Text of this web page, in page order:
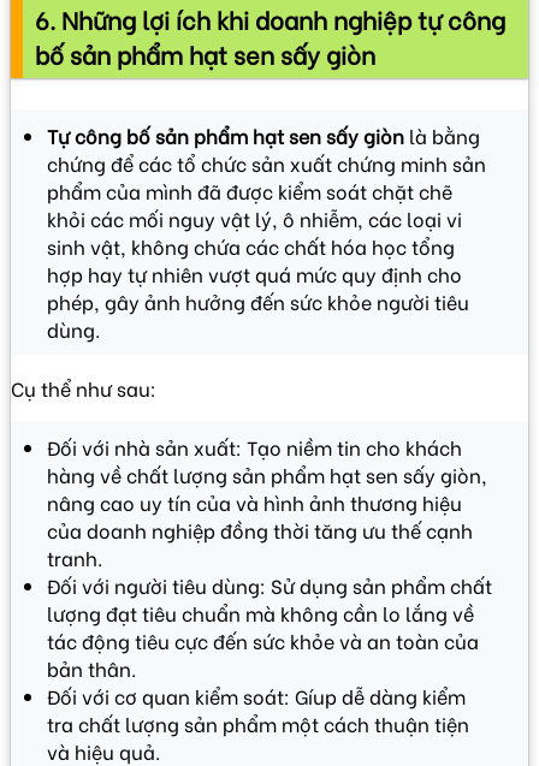
6. Những lợi ích khi doanh nghiệp tự công
bố sản phẩm hạt sen sấy giòn
Tự công bố sản phẩm hạt sen sấy giòn là bằng
chứng để các tổ chức sản xuất chứng minh sản
phẩm của mình đã được kiểm soát chặt chẽ
khỏi các mối nguy vật lý, ô nhiễm, các loại vi
sinh vật, không chứa các chất hóa học tổng
hợp hay tự nhiên vượt quá mức quy định cho
phép, gây ảnh hưởng đến sức khỏe người tiêu
dùng.
Cụ thể như sau:
Đối với nhà sản xuất: Tạo niềm tin cho khách
hàng về chất lượng sản phẩm hạt sen sấy giòn,
nâng cao uy tín của và hình ảnh thương hiệu
của doanh nghiệp đồng thời tăng ưu thế cạnh
tranh.
Đối với người tiêu dùng: Sử dụng sản phẩm chất
lượng đạt tiêu chuẩn mà không cần lo lắng về
tác động tiêu cực đến sức khỏe và an toàn của
bản thân.
Đối với cơ quan kiểm soát: Gíup dễ dàng kiểm
tra chất lượng sản phẩm một cách thuận tiện
và hiệu quả.